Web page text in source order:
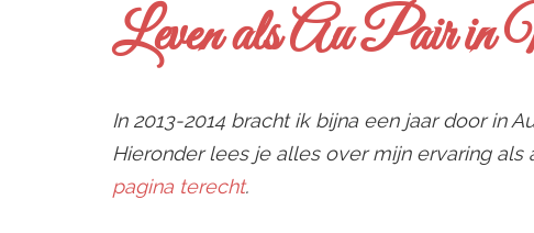
Leven als Au Pair in
In 2013-2014 bracht ik bijna een jaar door in
Hieronder lees je alles over mijn ervaring
pagina terecht.